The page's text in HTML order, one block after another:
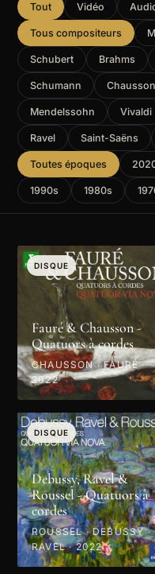
Tout Vidéo
Tous compositeurs
Schubert Brahms
Schumann Chausson
Mendelssohn Vivaldi
Ravel Saint-Saëns
Toutes époques
1990s 1980s
DISQUE
Fauré & Chausson -
Quatuors à cordes
CHAUSSON · FAURÉ ·
2022
DISQUE
Debussy, Ravel &
Roussel - Quatuors à
cordes
ROUSSEL · DEBUSSY ·
RAVEL · 2022